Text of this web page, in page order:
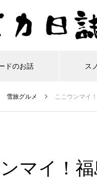
ドのお話 ス
雪バカコラム
た！
よ！
スノーボ
で滑ってきました
ト！今年も富良野で
雪旅グルメ ここウンマイ
マイ！